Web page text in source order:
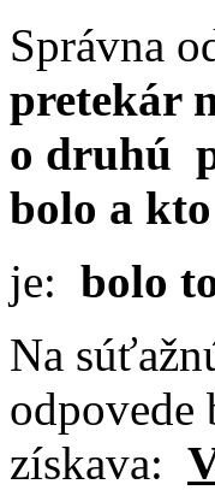
Správna
pretekár
o druhú
bolo a
je: bolo
Na
získava: